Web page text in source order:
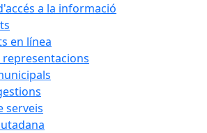
a la informació
en línea
representacions
serveis